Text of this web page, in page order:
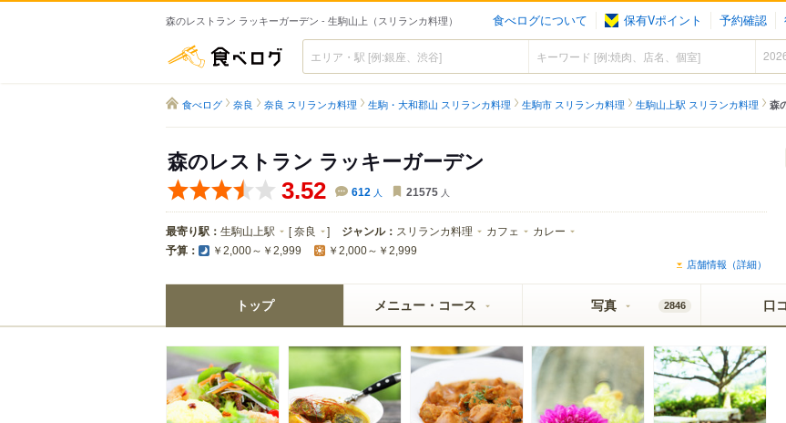
森のレストラン ラッキーガーデン - 生駒山上（スリランカ料理） 食べログについて 保有Vポイント 予約確認
食べログ
食べログ 奈良 奈良 スリランカ料理 生駒・大和郡山 スリランカ料理 生駒市 スリランカ料理 生駒山上駅 スリランカ料理 森
森のレストラン ラッキーガーデン
3.52 612 人 21575 人
最寄り駅： 生駒山上駅 [奈良 ] ジャンル： スリランカ料理 カフェ カレー
予算： ￥2,000～￥2,999 ￥2,000～￥2,999
店舗情報（詳細）
トップ メニュー・コース 写真 2846 口